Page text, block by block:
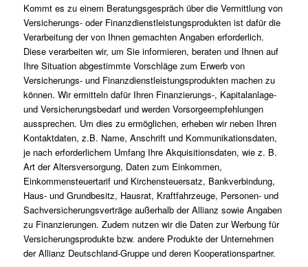
Kommt es zu einem Beratungsgespräch über die Vermittlung von
Versicherungs- oder Finanzdienstleistungsprodukten ist dafür die
Verarbeitung der von Ihnen gemachten Angaben erforderlich.
Diese verarbeiten wir, um Sie informieren, beraten und Ihnen auf
Ihre Situation abgestimmte Vorschläge zum Erwerb von
Versicherungs- und Finanzdienstleistungsprodukten machen zu
können. Wir ermitteln dafür Ihren Finanzierungs-, Kapitalanlage-
und Versicherungsbedarf und werden Vorsorgeempfehlungen
aussprechen. Um dies zu ermöglichen, erheben wir neben Ihren
Kontaktdaten, z.B. Name, Anschrift und Kommunikationsdaten,
je nach erforderlichem Umfang Ihre Akquisitionsdaten, wie z. B.
Art der Altersversorgung, Daten zum Einkommen,
Einkommensteuertarif und Kirchensteuersatz, Bankverbindung,
Haus- und Grundbesitz, Hausrat, Kraftfahrzeuge, Personen- und
Sachversicherungsverträge außerhalb der Allianz sowie Angaben
zu Finanzierungen. Zudem nutzen wir die Daten zur Werbung für
Versicherungsprodukte bzw. andere Produkte der Unternehmen
der Allianz Deutschland-Gruppe und deren Kooperationspartner.